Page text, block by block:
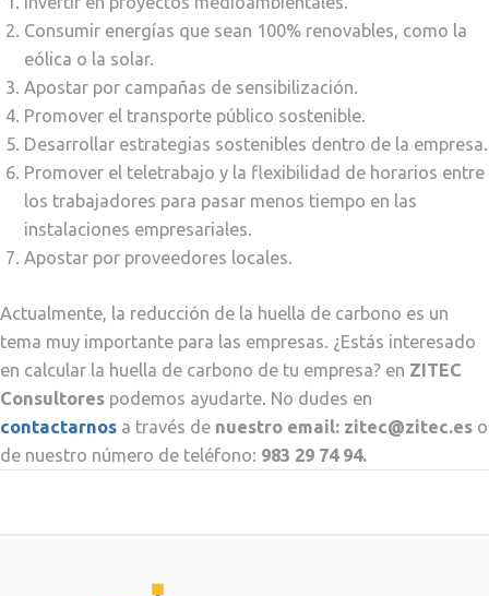
Consumir energías que sean 100% renovables, como la
eólica o la solar.
Apostar por campañas de sensibilización.
Promover el transporte público sostenible.
Desarrollar estrategias sostenibles dentro de la empresa.
Promover el teletrabajo y la flexibilidad de horarios entre
los trabajadores para pasar menos tiempo en las
instalaciones empresariales.
Apostar por proveedores locales.
Actualmente, la reducción de la huella de carbono es un
tema muy importante para las empresas. ¿Estás interesado
en calcular la huella de carbono de tu empresa? en ZITEC
Consultores podemos ayudarte. No dudes en
contactarnos a través de nuestro email: zitec@zitec.es o
de nuestro número de teléfono: 983 29 74 94.